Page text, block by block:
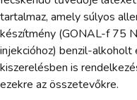
tartalmaz, amely súlyos
készítmény (GONAL-f 75
injekcióhoz) benzil-
kiszerelésben is
ezekre az összetevőkre.